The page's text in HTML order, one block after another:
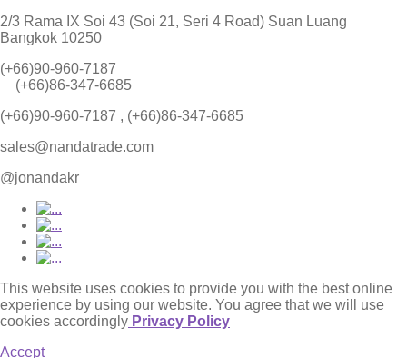
2/3 Rama IX Soi 43 (Soi 21, Seri 4 Road) Suan Luang
Bangkok 10250
(+66)90-960-7187
(+66)86-347-6685
(+66)90-960-7187 , (+66)86-347-6685
sales@nandatrade.com
@jonandakr
This website uses cookies to provide you with the best online
experience by using our website. You agree that we will use
cookies accordingly Privacy Policy
Accept